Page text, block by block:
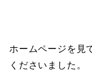
ホームページを見
くださいました。